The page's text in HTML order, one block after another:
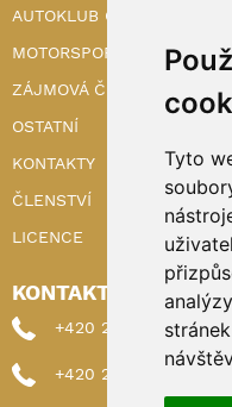
Tyto
AUTOKLUB ČR
MOTORSPORT
ZÁJMOVÁ ČINNOST
OSTATNÍ
KONTAKTY
ČLENSTVÍ
LICENCE
KONTAKTY
+420 222 898 224
+420 222 898 221